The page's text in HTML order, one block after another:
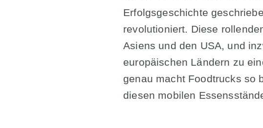
Erfolgsgeschichte
revolutioniert. Diese
Asiens und den USA, und
europäischen Ländern zu
genau macht Foodtrucks so
diesen mobilen